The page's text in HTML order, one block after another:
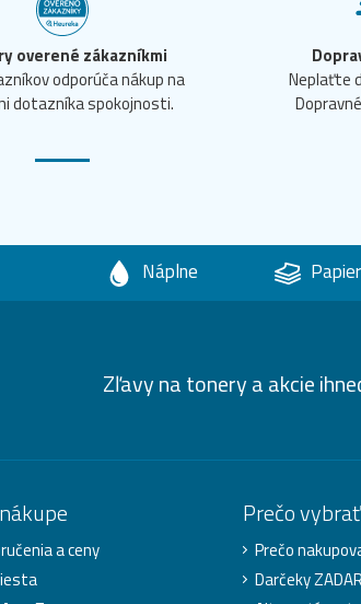
overené zákazníkmi
odporúča nákup na
dotazníka spokojnosti.
Neplaťte
Náplne
Zľavy na tonery a akcie
a ceny
Prečo
Prečo
Darčeky